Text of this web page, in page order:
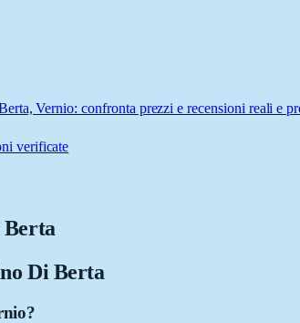
Vernio: confronta prezzi e recensioni reali e
verificate
Di Berta